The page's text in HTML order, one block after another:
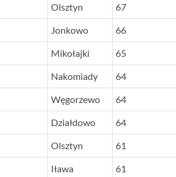
Olsztyn 67
Jonkowo 66
Mikołajki 65
Nakomiady 64
Węgorzewo 64
Działdowo 64
Olsztyn 61
Iława 61